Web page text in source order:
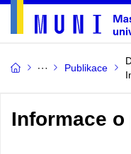
Publikace
Informace